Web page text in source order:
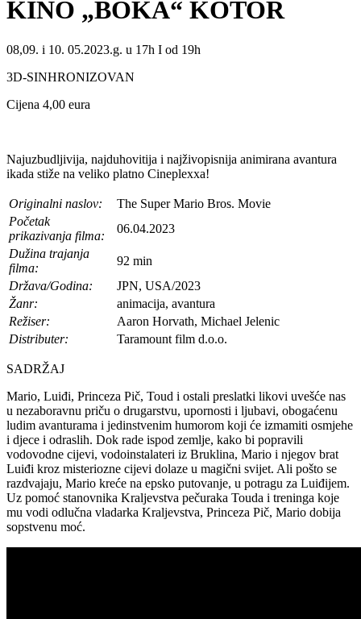
KINO „BOKA“ KOTOR
08,09. i 10. 05.2023.g. u 17h I od 19h
3D-SINHRONIZOVAN
Cijena 4,00 eura
Najuzbudljivija, najduhovitija i najživopisnija animirana avantura
ikada stiže na veliko platno Cineplexxa!
Originalni naslov:
The Super Mario Bros. Movie
Početak
prikazivanja filma:
06.04.2023
Dužina trajanja
filma:
92 min
Država/Godina:
JPN, USA/2023
Žanr:
animacija, avantura
Režiser:
Aaron Horvath, Michael Jelenic
Distributer:
Taramount film d.o.o.
SADRŽAJ
Mario, Luiđi, Princeza Pič, Toud i ostali preslatki likovi uvešće nas
u nezaboravnu priču o drugarstvu, upornosti i ljubavi, obogaćenu
ludim avanturama i jedinstvenim humorom koji će izmamiti osmjehe
i djece i odraslih. Dok rade ispod zemlje, kako bi popravili
vodovodne cijevi, vodoinstalateri iz Bruklina, Mario i njegov brat
Luiđi kroz misteriozne cijevi dolaze u magični svijet. Ali pošto se
razdvajaju, Mario kreće na epsko putovanje, u potragu za Luiđijem.
Uz pomoć stanovnika Kraljevstva pečuraka Touda i treninga koje
mu vodi odlučna vladarka Kraljevstva, Princeza Pič, Mario dobija
sopstvenu moć.